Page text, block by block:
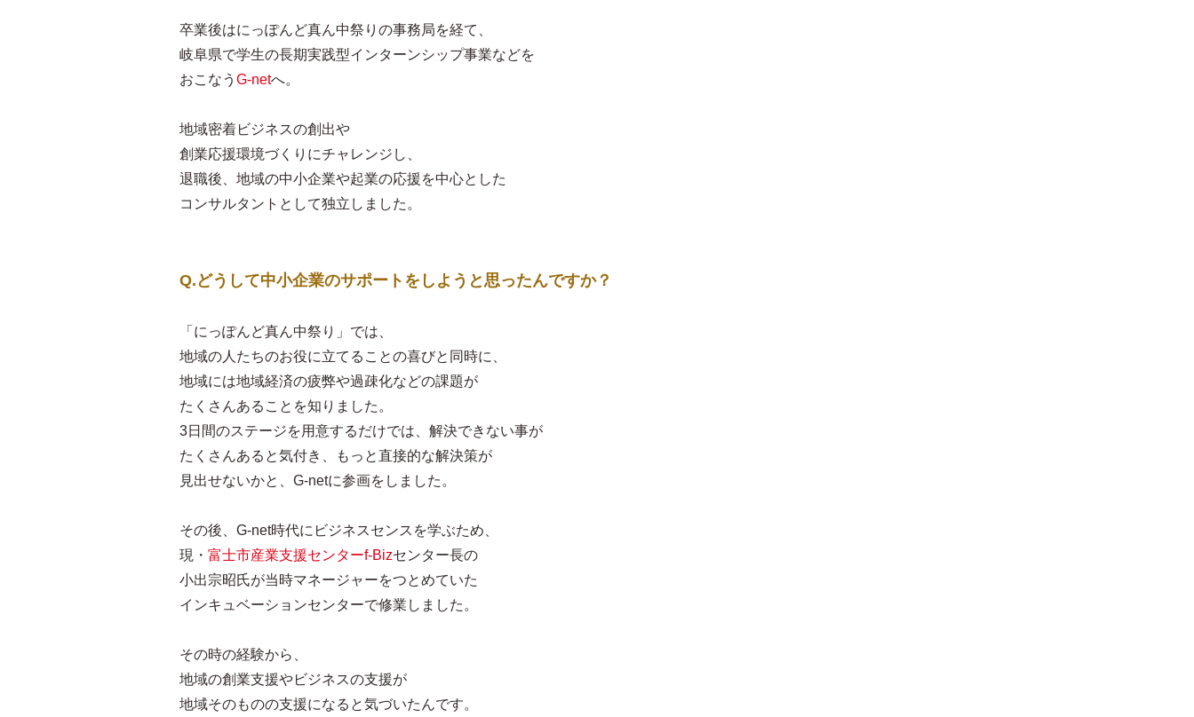
卒業後はにっぽんど真ん中祭りの事務局を経て、
岐阜県で学生の長期実践型インターンシップ事業などを
おこなう G-netへ。
地域密着ビジネスの創出や
創業応援環境づくりにチャレンジし、
退職後、地域の中小企業や起業の応援を中心とした
コンサルタントとして独立しました。
Q.どうして中小企業のサポートをしようと思ったんですか？
「にっぽんど真ん中祭り」では、
地域の人たちのお役に立てることの喜びと同時に、
地域には地域経済の疲弊や過疎化などの課題が
たくさんあることを知りました。
3日間のステージを用意するだけでは、解決できない事が
たくさんあると気付き、もっと直接的な解決策が
見出せないかと、G-netに参画をしました。
その後、G-net時代にビジネスセンスを学ぶため、
現・ 富士市産業支援センターf‐Bizセンター長の
小出宗昭氏が当時マネージャーをつとめていた
インキュベーションセンターで修業しました。
その時の経験から、
地域の創業支援やビジネスの支援が
地域そのものの支援になると気づいたんです。